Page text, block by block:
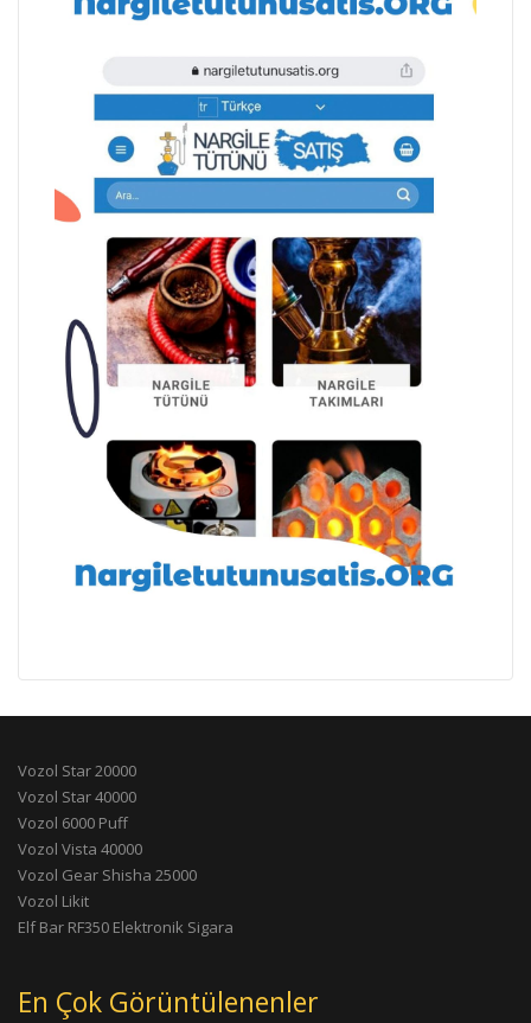
Vozol Star 20000
Vozol Star 40000
Vozol 6000 Puff
Vozol Vista 40000
Vozol Gear Shisha 25000
Vozol Likit
Elf Bar RF350 Elektronik Sigara
En Çok Görüntülenenler